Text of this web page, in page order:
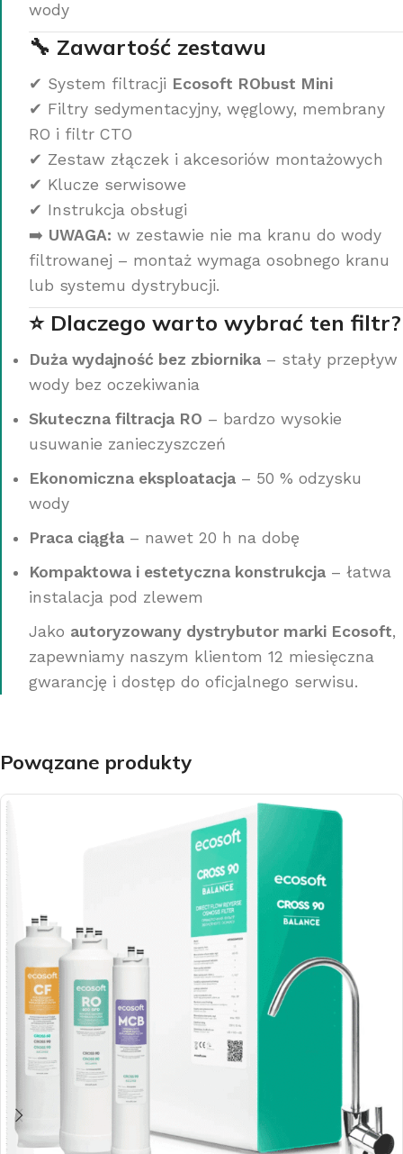
wody
🔧 Zawartość zestawu
✔ System filtracji Ecosoft RObust Mini
✔ Filtry sedymentacyjny, węglowy, membrany
RO i filtr CTO
✔ Zestaw złączek i akcesoriów montażowych
✔ Klucze serwisowe
✔ Instrukcja obsługi
➡️ UWAGA: w zestawie nie ma kranu do wody
filtrowanej – montaż wymaga osobnego kranu
lub systemu dystrybucji.
⭐ Dlaczego warto wybrać ten filtr?
Duża wydajność bez zbiornika – stały przepływ
wody bez oczekiwania
Skuteczna filtracja RO – bardzo wysokie
usuwanie zanieczyszczeń
Ekonomiczna eksploatacja – 50 % odzysku
wody
Praca ciągła – nawet 20 h na dobę
Kompaktowa i estetyczna konstrukcja – łatwa
instalacja pod zlewem
Jako autoryzowany dystrybutor marki Ecosoft,
zapewniamy naszym klientom 12 miesięczna
gwarancję i dostęp do oficjalnego serwisu.
Powązane produkty